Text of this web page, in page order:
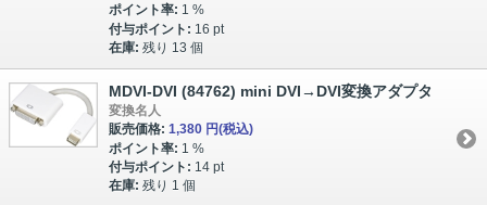
ポイント率: 1 %
付与ポイント: 16 pt
在庫: 残り 13 個
MDVI-DVI (84762) mini DVI→DVI変換アダプタ
変換名人
販売価格: 1,380 円(税込)
ポイント率: 1 %
付与ポイント: 14 pt
在庫: 残り 1 個